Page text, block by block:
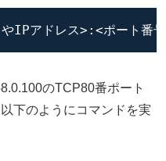
IPアドレス>:<ポート番
のTCP80番ポート
下のようにコマンドを実